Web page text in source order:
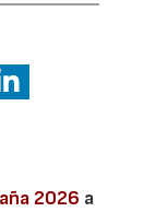
2026 a